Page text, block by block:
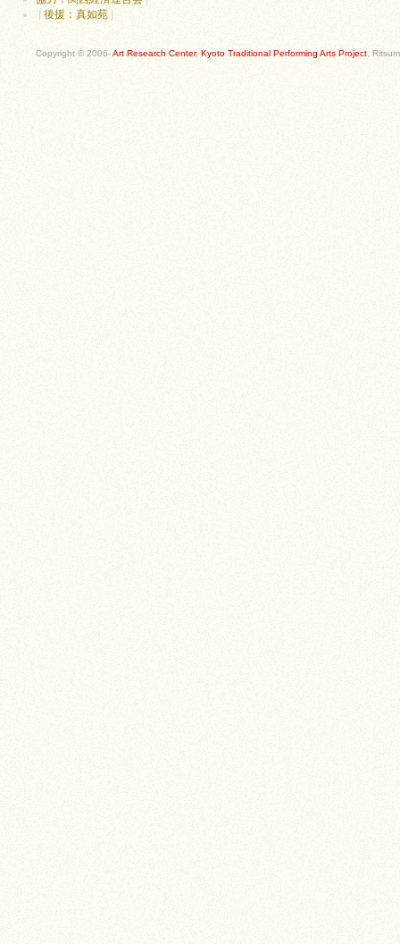
後援：真如苑
Copyright © 2006-Art Research Center, Kyoto Traditional Performing Arts Project ,